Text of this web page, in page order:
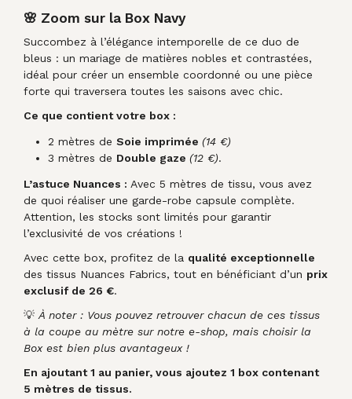
🌸 Zoom sur la Box Navy
Succombez à l’élégance intemporelle de ce duo de
bleus : un mariage de matières nobles et contrastées,
idéal pour créer un ensemble coordonné ou une pièce
forte qui traversera toutes les saisons avec chic.
Ce que contient votre box :
2 mètres de Soie imprimée (14 €)
3 mètres de Double gaze (12 €).
L’astuce Nuances : Avec 5 mètres de tissu, vous avez
de quoi réaliser une garde-robe capsule complète.
Attention, les stocks sont limités pour garantir
l’exclusivité de vos créations !
Avec cette box, profitez de la qualité exceptionnelle
des tissus Nuances Fabrics, tout en bénéficiant d’un prix
exclusif de 26 €.
💡À noter : Vous pouvez retrouver chacun de ces tissus
à la coupe au mètre sur notre e-shop, mais choisir la
Box est bien plus avantageux !
En ajoutant 1 au panier, vous ajoutez 1 box contenant
5 mètres de tissus.